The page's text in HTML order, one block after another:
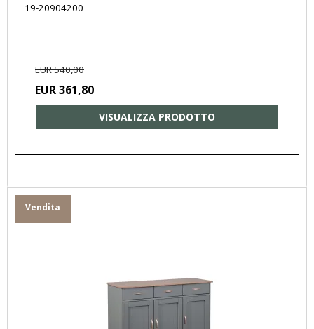
19-20904200
EUR 540,00
EUR 361,80
VISUALIZZA PRODOTTO
Vendita